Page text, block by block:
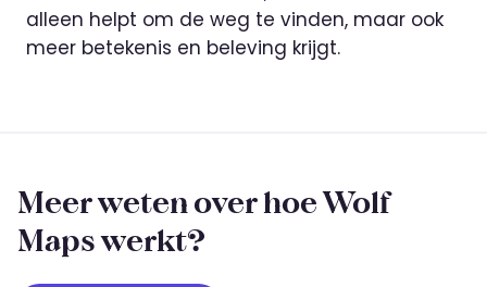
alleen helpt om de weg te vinden, maar ook
meer betekenis en beleving krijgt.
Meer weten over hoe Wolf
Maps werkt?